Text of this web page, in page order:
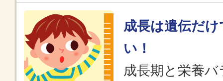
成長は遺伝だ
い！
成長期と栄養